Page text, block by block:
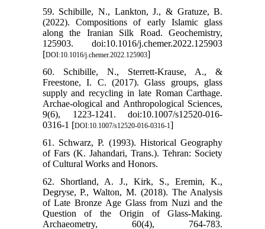
59. Schibille, N., Lankton, J., & Gratuze, B.
(2022). Compositions of early Islamic glass
along the Iranian Silk Road. Geochemistry,
125903. doi:10.1016/j.chemer.2022.125903
[DOI:10.1016/j.chemer.2022.125903]
60. Schibille, N., Sterrett-Krause, A., &
Freestone, I. C. (2017). Glass groups, glass
supply and recycling in late Roman Carthage.
Archae-ological and Anthropological Sciences,
9(6), 1223-1241. doi:10.1007/s12520-016-
0316-1 [DOI:10.1007/s12520-016-0316-1]
61. Schwarz, P. (1993). Historical Geography
of Fars (K. Jahandari, Trans.). Tehran: Society
of Cultural Works and Honors.
62. Shortland, A. J., Kirk, S., Eremin, K.,
Degryse, P., Walton, M. (2018). The Analysis
of Late Bronze Age Glass from Nuzi and the
Question of the Origin of Glass-Making.
Archaeometry, 60(4), 764-783.